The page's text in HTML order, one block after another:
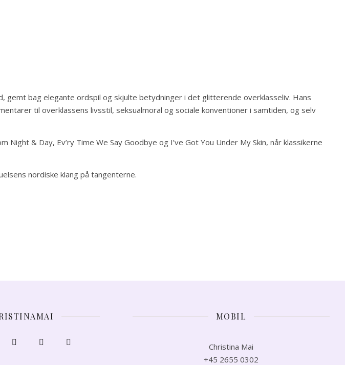
bag elegante ordspil og skjulte betydninger i det glitterende overklasseliv. Hans
til overklassens livsstil, seksualmoral og sociale konventioner i samtiden, og selv
& Day, Ev’ry Time We Say Goodbye og I’ve Got You Under My Skin, når klassikerne
nordiske klang på tangenterne.
MOBIL
Christina Mai
+45 2655 0302